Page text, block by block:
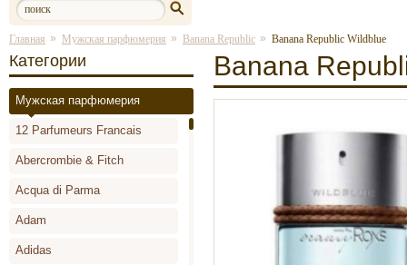
Главная » Мужская парфюмерия » Banana Republic » Banana Republic Wildblue
Категории
Мужская парфюмерия
12 Parfumeurs Francais
Abercrombie & Fitch
Acqua di Parma
Adam
Adidas
Banana